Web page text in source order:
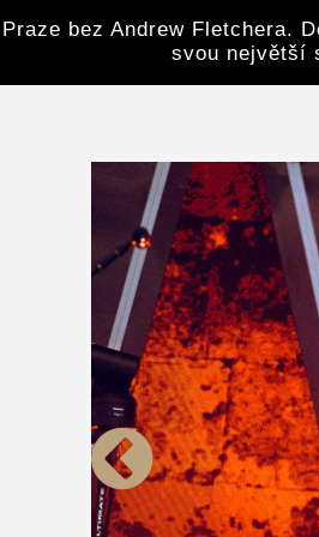
bez Andrew Fletchera.
svou největší